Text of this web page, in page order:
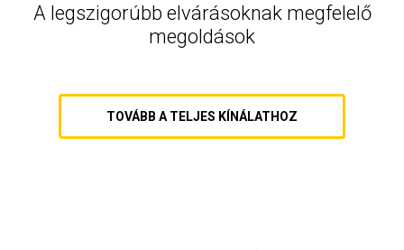
A legszigorúbb elvárásoknak megfelelő
megoldások
TOVÁBB A TELJES KÍNÁLATHOZ